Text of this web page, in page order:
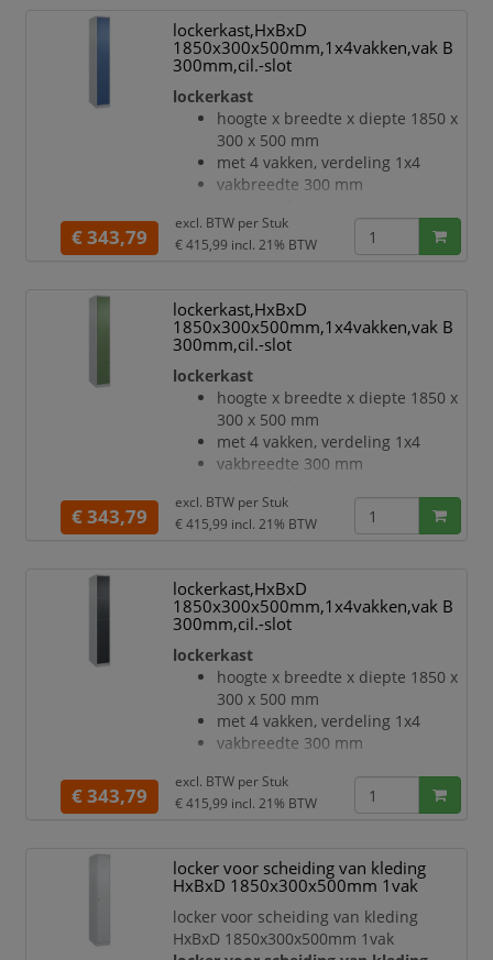
Elke deur is standaard uitgerust
met een systeem voor gedempte
sluiting
Hoge stabiliteit en torsiestijfheid
dankzij materiaalversterking op
belangrijke punten en de
geavanceerde BIONIC Steel
Frame-structuur bestaande uit
vouwen, steunen en tusse
lockerkast,HxBxD
1850x300x500mm,1x4vakken,vak B
300mm,cil.-slot
lockerkast
hoogte x breedte x diepte 1850 x
300 x 500 mm
met 4 vakken, verdeling 1x4
vakbreedte 300 mm
deuropeningshoek 110 °
openslaande deur
Elke deur is standaard uitgerust
met een systeem voor gedempte
sluiting
Hoge stabiliteit en torsiestijfheid
dankzij materiaalversterking op
belangrijke punten en de
geavanceerde BIONIC Steel
Frame-structuur bestaande uit
vouwen, steunen en tusse
€ 343,79
excl. BTW per Stuk
€ 415,99 incl. 21% BTW
lockerkast,HxBxD
1850x300x500mm,1x4vakken,vak B
300mm,cil.-slot
lockerkast
hoogte x breedte x diepte 1850 x
300 x 500 mm
met 4 vakken, verdeling 1x4
vakbreedte 300 mm
deuropeningshoek 110 °
openslaande deur
Elke deur is standaard uitgerust
met een systeem voor gedempte
sluiting
Hoge stabiliteit en torsiestijfheid
dankzij materiaalversterking op
belangrijke punten en de
geavanceerde BIONIC Steel
Frame-structuur bestaande uit
vouwen, steunen en tusse
€ 343,79
excl. BTW per Stuk
€ 415,99 incl. 21% BTW
lockerkast,HxBxD
1850x300x500mm,1x4vakken,vak B
300mm,cil.-slot
lockerkast
hoogte x breedte x diepte 1850 x
300 x 500 mm
met 4 vakken, verdeling 1x4
vakbreedte 300 mm
deuropeningshoek 110 °
openslaande deur
Elke deur is standaard uitgerust
met een systeem voor gedempte
sluiting
Hoge stabiliteit en torsiestijfheid
€ 343,79
excl. BTW per Stuk
€ 415,99 incl. 21% BTW
locker voor scheiding van kleding
HxBxD 1850x300x500mm 1vak
locker voor scheiding van kleding
HxBxD 1850x300x500mm 1vak